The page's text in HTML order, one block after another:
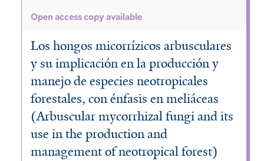
Open access copy available
Los hongos micorrízicos arbusculares
y su implicación en la producción y
manejo de especies neotropicales
forestales, con énfasis en meliáceas
(Arbuscular mycorrhizal fungi and its
use in the production and
management of neotropical forest)